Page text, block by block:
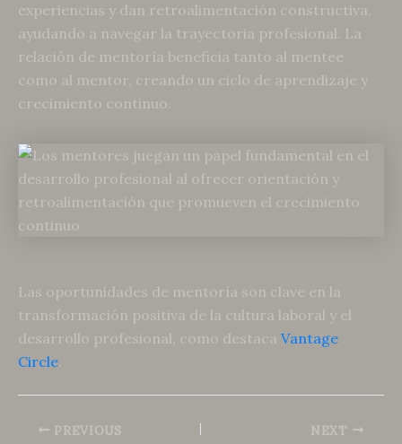
experiencias y dan retroalimentación constructiva,
ayudando a navegar la trayectoria profesional. La
relación de mentoría beneficia tanto al mentee
como al mentor, creando un ciclo de aprendizaje y
crecimiento continuo.
Las oportunidades de mentoría son clave en la
transformación positiva de la cultura laboral y el
desarrollo profesional, como destaca Vantage
Circle.
PREVIOUS NEXT